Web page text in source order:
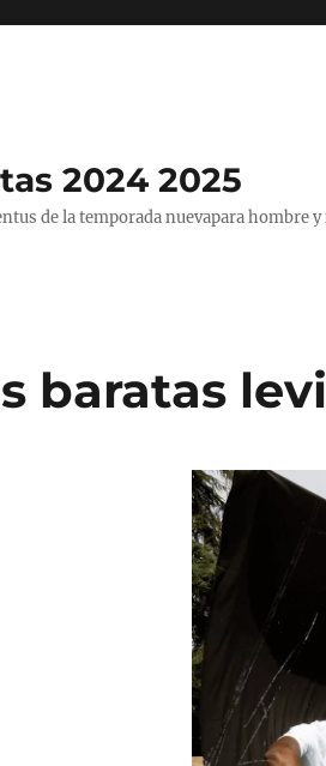
2024 2025
de la temporada nuevapara hombre
baratas